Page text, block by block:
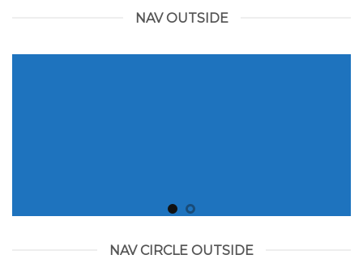
NAV OUTSIDE
NAV CIRCLE OUTSIDE